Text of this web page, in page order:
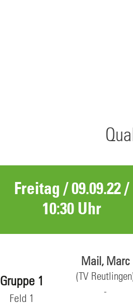
Freitag / 09.09.22 /
10:30 Uhr
Gruppe 1
Feld 1
Mail, Marc
(TV